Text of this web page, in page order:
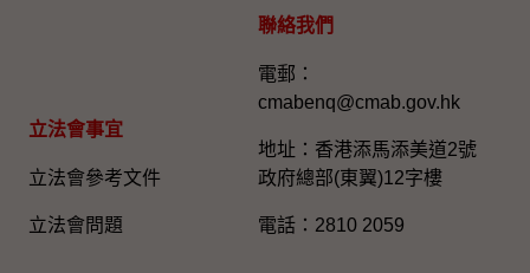
立法會事宜
立法會參考文件
立法會問題
聯絡我們
電郵：
cmabenq@cmab.gov.hk​
地址：香港添馬添美道2號
政府總部(東翼)12字樓
電話：2810 2059